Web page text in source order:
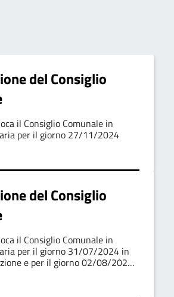
del Consiglio
il Consiglio Comunale in
per il giorno 27/11/2024
del Consiglio
il Consiglio Comunale in
per il giorno 31/07/2024 in
e per il giorno 02/08/2024